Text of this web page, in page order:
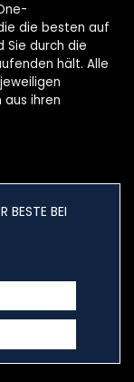
die besten auf
durch die
hält. Alle
ihren
BESTE BEI